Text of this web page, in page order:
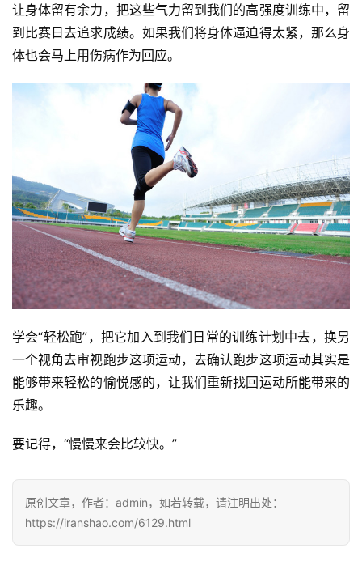
让身体留有余力，把这些气力留到我们的高强度训练中，留
到比赛日去追求成绩。如果我们将身体逼迫得太紧，那么身
体也会马上用伤病作为回应。
学会“轻松跑”，把它加入到我们日常的训练计划中去，换另
一个视角去审视跑步这项运动，去确认跑步这项运动其实是
能够带来轻松的愉悦感的，让我们重新找回运动所能带来的
乐趣。
要记得，“慢慢来会比较快。”
原创文章，作者：admin，如若转载，请注明出处：
https://iranshao.com/6129.html